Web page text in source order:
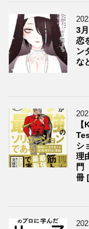
3
恋
ン
な
シ
理
門
冊